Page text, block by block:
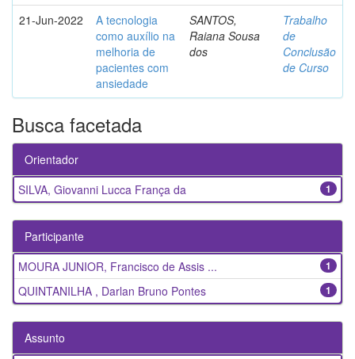
21-Jun-2022
A tecnologia
como auxílio na
melhoria de
pacientes com
ansiedade
SANTOS,
Raiana Sousa
dos
Trabalho
de
Conclusão
de Curso
Busca facetada
Orientador
1
SILVA, Giovanni Lucca França da
Participante
1
MOURA JUNIOR, Francisco de Assis ...
1
QUINTANILHA , Darlan Bruno Pontes
Assunto